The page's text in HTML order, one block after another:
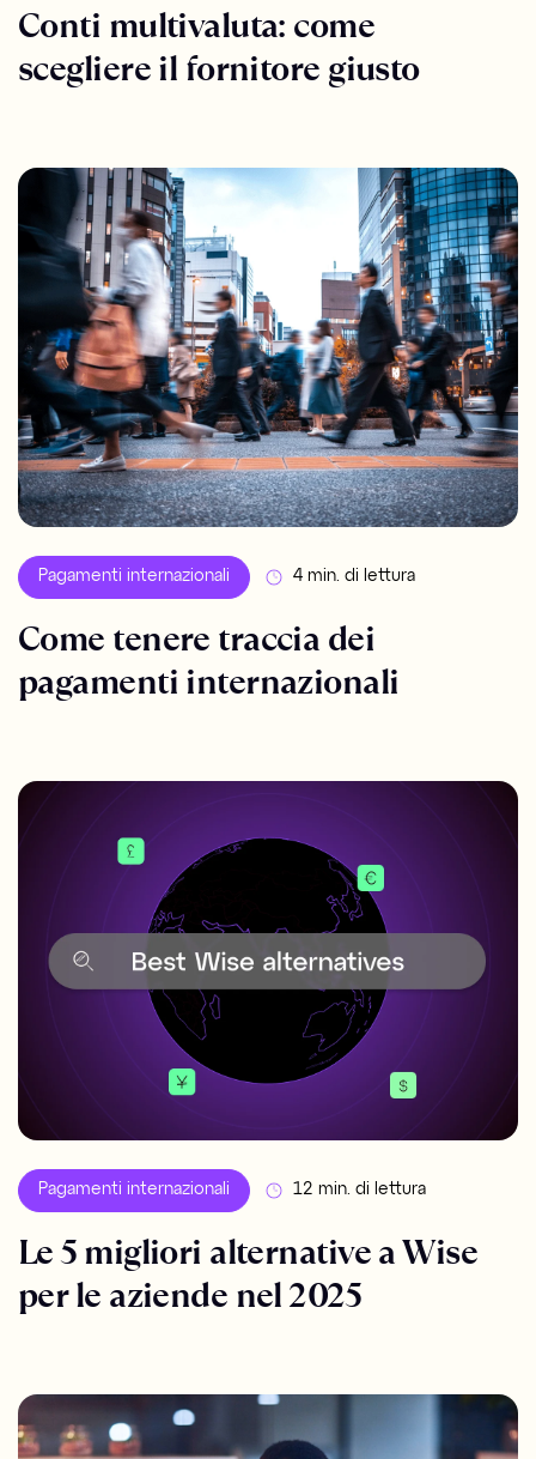
Conti multivaluta: come
scegliere il fornitore giusto
Pagamenti internazionali 4 min. di lettura
Come tenere traccia dei
pagamenti internazionali
Pagamenti internazionali 12 min. di lettura
Le 5 migliori alternative a Wise
per le aziende nel 2025